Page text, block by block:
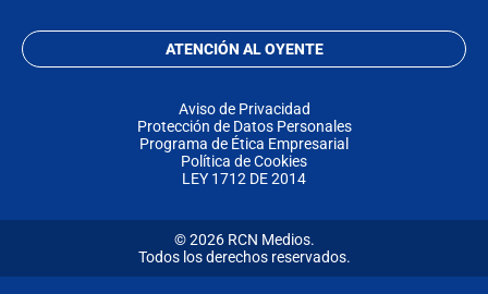
ATENCIÓN AL OYENTE
Aviso de Privacidad
Protección de Datos Personales
Programa de Ética Empresarial
Política de Cookies
LEY 1712 DE 2014
© 2026 RCN Medios.
Todos los derechos reservados.